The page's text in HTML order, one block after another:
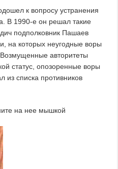
к вопросу устранения
В 1990-е он решал такие
подполковник Пашаев
на которых неугодные воры
авторитеты
статус, опозоренные воры
из списка противников
на нее мышкой